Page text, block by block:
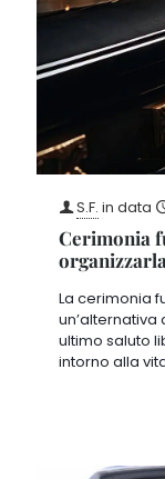
S.F. in data
Cerimonia
organizzarla
La cerimonia
ultimo saluto
intorno alla